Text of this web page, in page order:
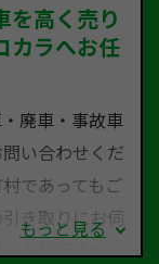
を高く売り
カラへお任
廃車・事故車
い合わせくだ
であってもご
き取りにお伺
ト代行させて
もっと見る